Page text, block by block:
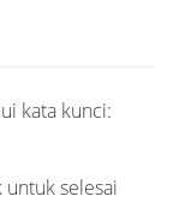
kata kunci:
selesai